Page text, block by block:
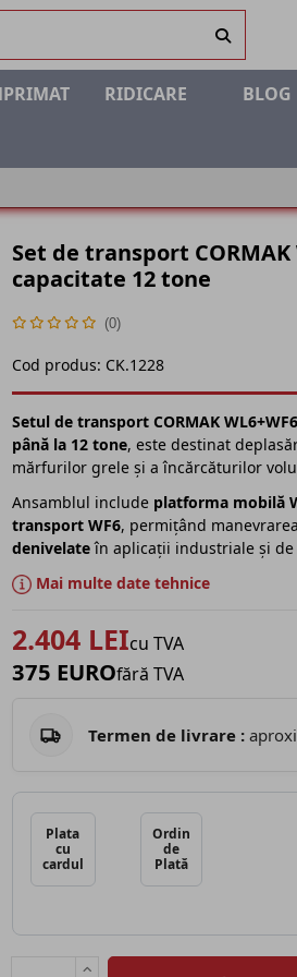
RIDICARE BLOG
Set de transport CORMAK
capacitate 12 tone
(0)
Cod produs: CK.1228
Setul de transport CORMAK WL6+WF6
până la 12 tone, este destinat
mărfurilor grele și a încărcăturilor
Ansamblul include platforma mobilă
transport WF6, permițând
denivelateîn aplicații industriale și de
Mai multe date tehnice
2.404 LEIcu TVA
375 EUROfără TVA
Termen de livrare :
Plata
cu
cardul
Ordin
de
Plată